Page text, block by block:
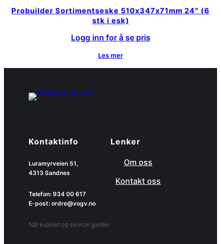
Probuilder Sortimentseske 510x347x71mm 24″ (6
stk i esk)
Logg inn for å se pris
Les mer
Kontaktinfo
Luramyrveien 51,
4313 Sandnes
Telefon: 934 00 617
E-post: ordre@vogv.no
Når kvalitet og service gjelder.
Lenker
Om oss
Kontakt oss